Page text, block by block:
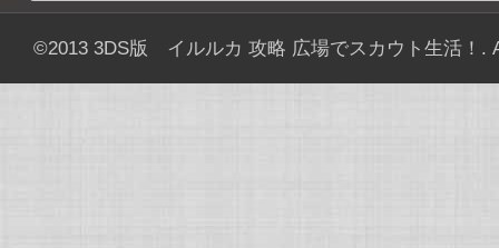
©2013 3DS版 イルルカ 攻略 広場でスカウト生活！ .